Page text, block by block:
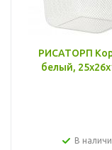
РИСАТОРП
белый,
В